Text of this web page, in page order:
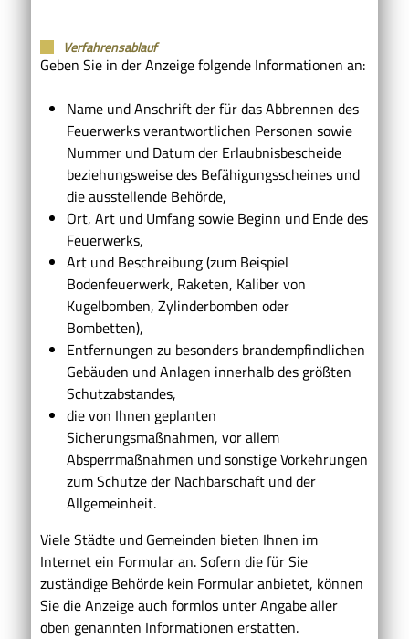
Verfahrensablauf
Geben Sie in der Anzeige folgende Informationen an:
Name und Anschrift der für das Abbrennen des
Feuerwerks verantwortlichen Personen sowie
Nummer und Datum der Erlaubnisbescheide
beziehungsweise des Befähigungsscheines und
die ausstellende Behörde,
Ort, Art und Umfang sowie Beginn und Ende des
Feuerwerks,
Art und Beschreibung(zum Beispiel
Bodenfeuerwerk, Raketen, Kaliber von
Kugelbomben, Zylinderbomben oder
Bombetten),
Entfernungen zu besonders brandempfindlichen
Gebäuden und Anlagen innerhalb des größten
Schutzabstandes,
die von Ihnen geplanten
Sicherungsmaßnahmen, vor allem
Absperrmaßnahmen und sonstige Vorkehrungen
zum Schutze der Nachbarschaft und der
Allgemeinheit.
Viele Städte und Gemeinden bieten Ihnen im
Internet ein Formular an. Sofern die für Sie
zuständige Behörde kein Formular anbietet, können
Sie die Anzeige auch formlos unter Angabe aller
oben genannten Informationen erstatten.